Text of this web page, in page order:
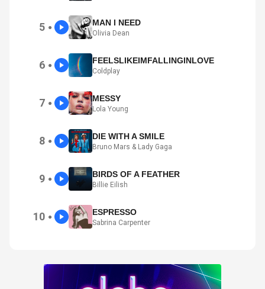
5 ● MAN I NEED
Olivia Dean
6 ● FEELSLIKEIMFALLINGINLOVE
Coldplay
7 ● MESSY
Lola Young
8 ● DIE WITH A SMILE
Bruno Mars & Lady Gaga
9 ● BIRDS OF A FEATHER
Billie Eilish
10 ● ESPRESSO
Sabrina Carpenter